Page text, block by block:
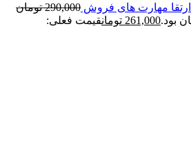
مهارت های فروش 290,000 تومان
261,000 تومانقیمت فعلی: